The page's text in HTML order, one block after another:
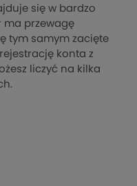
się w bardzo
ma przewagę
tym samym zacięte
konta z
liczyć na kilka